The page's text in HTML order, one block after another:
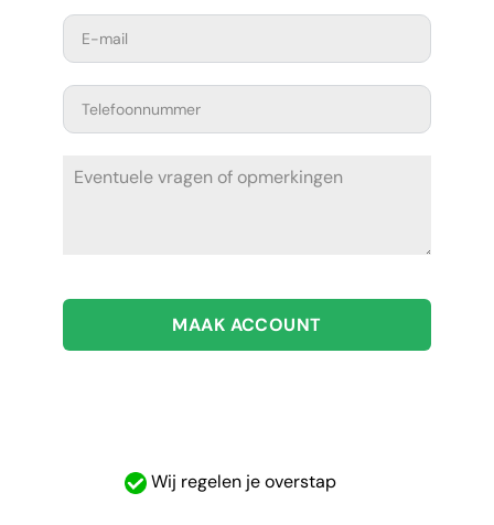
MAAK ACCOUNT
Wij regelen je overstap